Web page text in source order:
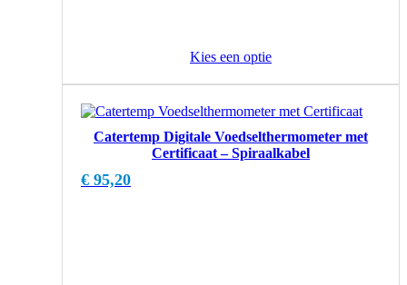
Kies een optie
Catertemp Digitale Voedselthermometer met
Certificaat – Spiraalkabel
€ 95,20